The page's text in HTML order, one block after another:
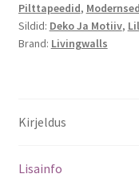
Pilttapeedid,
Sildid: Deko Ja Motiiv,
Brand: Livingwalls
Kirjeldus
Lisainfo